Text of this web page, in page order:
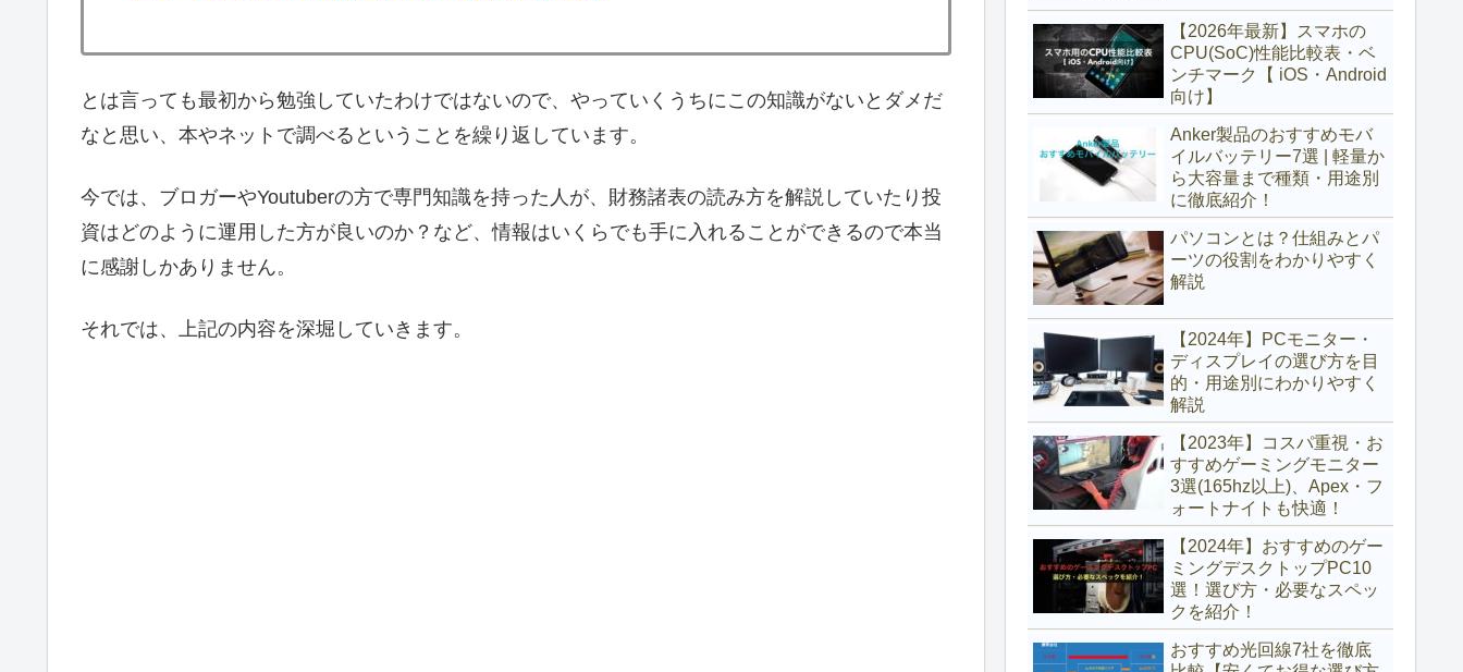
とは言っても最初から勉強していたわけではないので、やっていくうちにこの知識がないとダメだ
なと思い、本やネットで調べるということを繰り返しています。
今では、ブロガーやYoutuberの方で専門知識を持った人が、財務諸表の読み方を解説していたり投
資はどのように運用した方が良いのか？など、情報はいくらでも手に入れることができるので本当
に感謝しかありません。
それでは、上記の内容を深堀していきます。
【2026年最新】スマホの
CPU(SoC)性能比較表・ベ
ンチマーク【 iOS・Android
向け】
Anker製品のおすすめモバ
イルバッテリー7選 | 軽量か
ら大容量まで種類・用途別
に徹底紹介！
パソコンとは？仕組みとパ
ーツの役割をわかりやすく
解説
【2024年】PCモニター・
ディスプレイの選び方を目
的・用途別にわかりやすく
解説
【2023年】コスパ重視・お
すすめゲーミングモニター
3選(165hz以上)、Apex・フ
ォートナイトも快適！
【2024年】おすすめのゲー
ミングデスクトップPC10
選！選び方・必要なスペッ
クを紹介！
おすすめ光回線7社を徹底